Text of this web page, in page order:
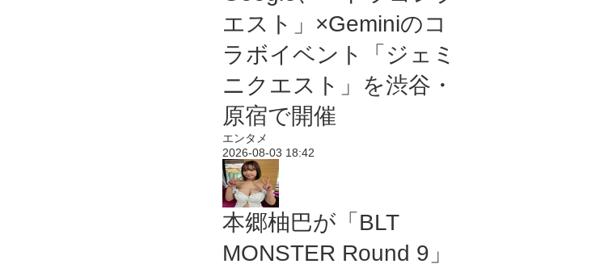
エスト」×Geminiのコ
ラボイベント「ジェミ
ニクエスト」を渋谷・
原宿で開催
エンタメ
2026-08-03 18:42
本郷柚巴が「BLT
MONSTER Round 9」